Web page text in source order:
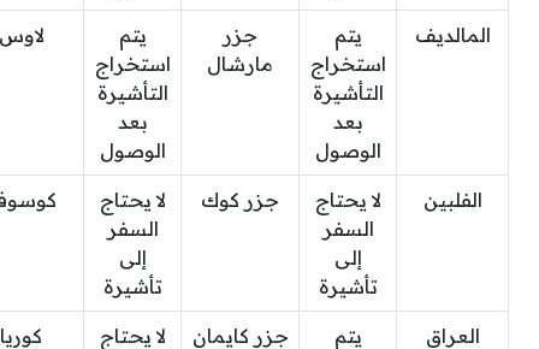
المالديف
يتم
استخراج
التأشيرة
بعد
الوصول
جزر
مارشال
يتم
استخراج
التأشيرة
بعد
الوصول
الفلبين
لا يحتاج
السفر
إلى
تأشيرة
جزر كوك
لا يحتاج
السفر
إلى
تأشيرة
العراق يتم جزر كايمان لا يحتاج كوريا